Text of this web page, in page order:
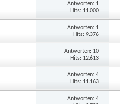
Antworten: 1
Hits: 11.000
Antworten: 1
Hits: 9.376
Antworten: 10
Hits: 12.613
Antworten:4
Hits: 11.163
Antworten:4